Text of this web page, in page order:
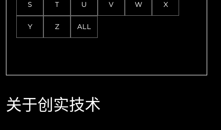
S T U V W X
Y Z ALL
关于创实技术